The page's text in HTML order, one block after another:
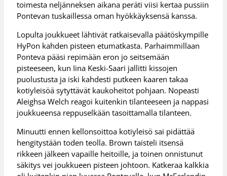
toimesta neljänneksen aikana peräti viisi kertaa pussiin
Pontevan tuskaillessa oman hyökkäyksensä kanssa.
Lopulta joukkueet lähtivät ratkaisevalla päätöskympille
HyPon kahden pisteen etumatkasta. Parhaimmillaan
Ponteva pääsi repimään eron jo seitsemään
pisteeseen, kun Iina Keski-Saari jallitti kissojen
puolustusta ja iski kahdesti putkeen kaaren takaa
kotiyleisöä sytyttävät kaukoheitot pohjaan. Nopeasti
Aleighsa Welch reagoi kuitenkin tilanteeseen ja nappasi
joukkueensa reppuselkään tasoittamalla tilanteen.
Minuutti ennen kellonsoittoa kotiyleisö sai pidättää
hengitystään toden teolla. Brown taisteli itsensä
rikkeen jälkeen vapaille heitoille, ja toinen onnistunut
säkitys vei joukkueen pisteen johtoon. Katkeraa kalkkia